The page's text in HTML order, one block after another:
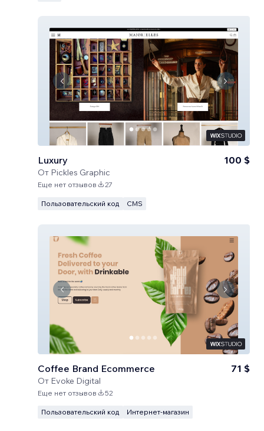
Luxury
От Pickles Graphic
100 $
Еще нет отзывов 27
Пользовательский код CMS
Coffee Brand Ecommerce
От Evoke Digital
71 $
Еще нет отзывов 52
Пользовательский код Интернет-магазин